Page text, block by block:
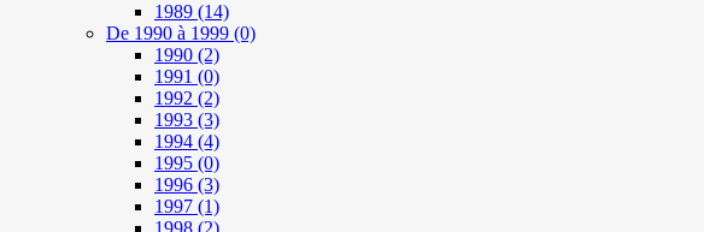
1989 (14)
De 1990 à 1999 (0)
1990 (2)
1991 (0)
1992 (2)
1993 (3)
1994 (4)
1995 (0)
1996 (3)
1997 (1)